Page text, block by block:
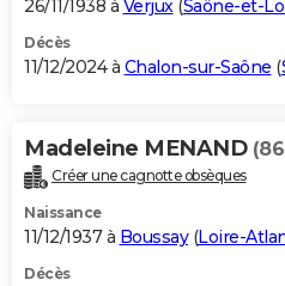
26/11/1938 à Verjux(Saône-et-
Décès
11/12/2024 à Chalon-sur-Saône (
Madeleine MENAND
Créer une cagnotte obsèques
Naissance
11/12/1937 à Boussay(Loire-
Décès